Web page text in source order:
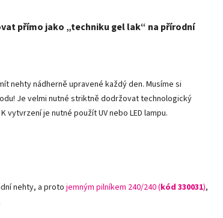
přímo jako „techniku gel lak“ na přírodní
nehty nádherně upravené každý den. Musíme si
Je velmi nutné striktně dodržovat technologický
je nutné použít UV nebo LED lampu.
nehty, a proto jemným pilníkem 240/240 (kód 330031),